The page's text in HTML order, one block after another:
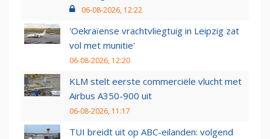
06-08-2026, 12:22
'Oekraïense vrachtvliegtuig in Leipzig zat
vol met munitie'
06-08-2026, 12:20
KLM stelt eerste commerciële vlucht met
Airbus A350-900 uit
06-08-2026, 11:17
TUI breidt uit op ABC-eilanden: volgend